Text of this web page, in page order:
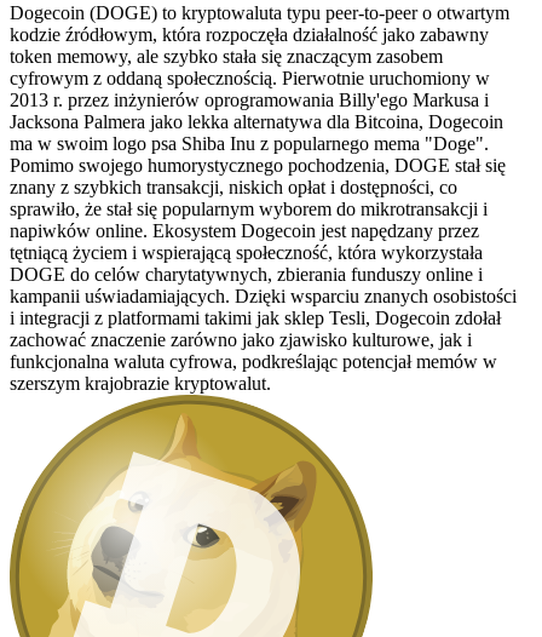
Dogecoin (DOGE) to kryptowaluta typu peer-to-peer o otwartym
kodzie źródłowym, która rozpoczęła działalność jako zabawny
token memowy, ale szybko stała się znaczącym zasobem
cyfrowym z oddaną społecznością. Pierwotnie uruchomiony w
2013 r. przez inżynierów oprogramowania Billy'ego Markusa i
Jacksona Palmera jako lekka alternatywa dla Bitcoina, Dogecoin
ma w swoim logo psa Shiba Inu z popularnego mema "Doge".
Pomimo swojego humorystycznego pochodzenia, DOGE stał się
znany z szybkich transakcji, niskich opłat i dostępności, co
sprawiło, że stał się popularnym wyborem do mikrotransakcji i
napiwków online. Ekosystem Dogecoin jest napędzany przez
tętniącą życiem i wspierającą społeczność, która wykorzystała
DOGE do celów charytatywnych, zbierania funduszy online i
kampanii uświadamiających. Dzięki wsparciu znanych osobistości
i integracji z platformami takimi jak sklep Tesli, Dogecoin zdołał
zachować znaczenie zarówno jako zjawisko kulturowe, jak i
funkcjonalna waluta cyfrowa, podkreślając potencjał memów w
szerszym krajobrazie kryptowalut.